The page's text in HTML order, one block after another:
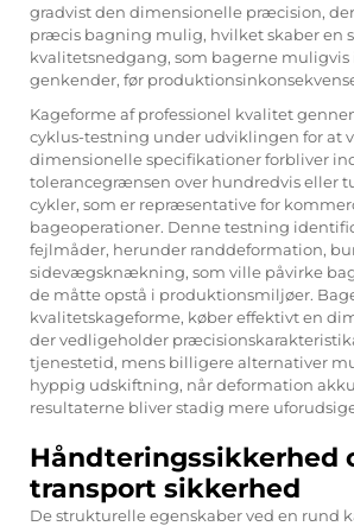
gradvist den dimensionelle præcision,
præcis bagning mulig, hvilket skaber en
kvalitetsnedgang, som bagerne muligvis
genkender, før
Kageforme af professionel kvalitet
cyklus-testning under udviklingen for at
dimensionelle specifikationer forbliver
tolerancegrænsen over hundredvis eller
cykler, som er repræsentative for
bageoperationer. Denne testning
fejlmåder, herunder randdeformation,
sidevægsknækning, som ville påvirke
de måtte opstå i produktionsmiljøer.
kvalitetskageforme, køber effektivt en
der vedligeholder
tjenestetid, mens billigere alternativer
hyppig udskiftning, når deformation
resultaterne bliver stadig mere
Håndteringssikkerhed
transport sikkerhed
De strukturelle egenskaber ved en rund